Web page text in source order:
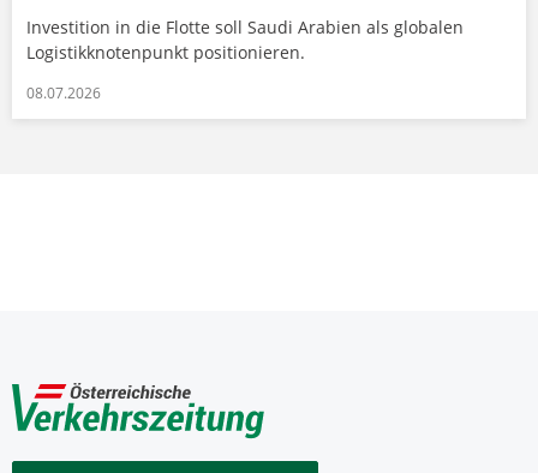
Investition in die Flotte soll Saudi Arabien als globalen
Logistikknotenpunkt positionieren.
08.07.2026